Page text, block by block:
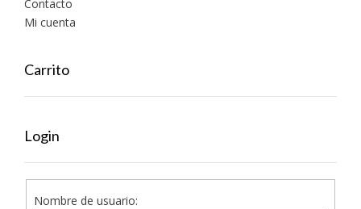
Contacto
Mi cuenta
Carrito
Login
Nombre de usuario: